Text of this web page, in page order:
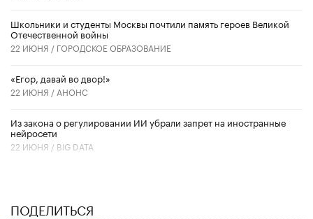
Школьники и студенты Москвы почтили память героев Великой
Отечественной войны
22 ИЮНЯ / ГОРОДСКОЕ ОБРАЗОВАНИЕ
«Егор, давай во двор!»
22 ИЮНЯ / АНОНС
Из закона о регулировании ИИ убрали запрет на иностранные
нейросети
22 ИЮНЯ / BIG DATA
ПОДЕЛИТЬСЯ